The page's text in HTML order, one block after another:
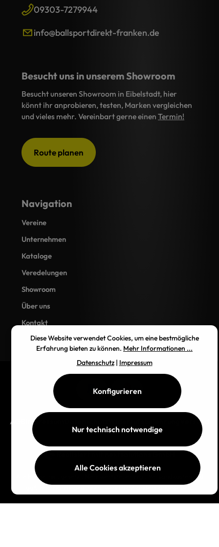
09303-7279944
info@ballsportdirekt-franken.de
Navigation
Vereine
Unternehmen
Kataloge
Veredelungen
Showroom
Über uns
Kontakt
Besucht uns in unserem Showroom
Besucht unseren Showroom in Eibelstadt, hier
könnt ihr anprobieren, testen, Marken vergleichen
und vieles mehr. Vereinbart gerne einen Termin!
Route planen
AGB Impressum Versand
Alle Preise inkl. gesetzl. Mehrwertsteuer zzgl.
und
ggf. Nachnahmegebühren, wenn nicht anders angegeben.
Diese Website verwendet Cookies, um eine bestmögliche
Erfahrung bieten zu können. Mehr Informationen ...
Datenschutz| Impressum
Nur technisch notwendige
Konfigurieren
Alle Cookies akzeptieren